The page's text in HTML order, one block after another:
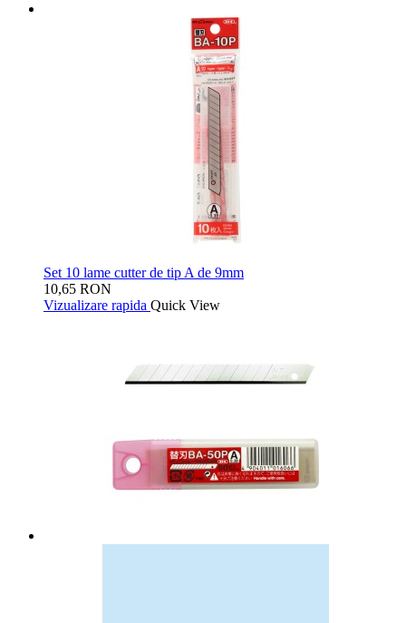
Set 10 lame cutter de tip A de 9mm
10,65 RON
Vizualizare rapida Quick View